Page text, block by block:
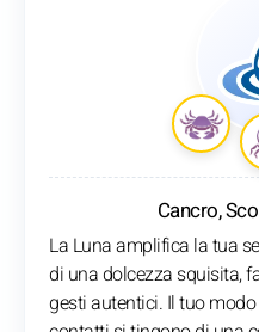
Cancro,
La Luna amplifica la tua
di una dolcezza squisita,
gesti autentici. Il tuo